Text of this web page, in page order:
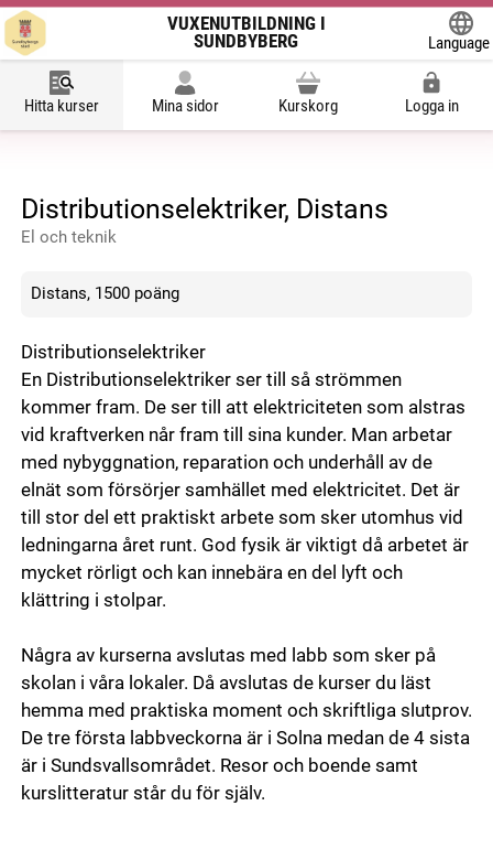
VUXENUTBILDNING I
SUNDBYBERG
Language
Hitta kurser Mina sidor Kurskorg Logga in
Distributionselektriker, Distans
El och teknik
Distans, 1500 poäng
Distributionselektriker
En Distributionselektriker ser till så strömmen
kommer fram. De ser till att elektriciteten som alstras
vid kraftverken når fram till sina kunder. Man arbetar
med nybyggnation, reparation och underhåll av de
elnät som försörjer samhället med elektricitet. Det är
till stor del ett praktiskt arbete som sker utomhus vid
ledningarna året runt. God fysik är viktigt då arbetet är
mycket rörligt och kan innebära en del lyft och
klättring i stolpar.
Några av kurserna avslutas med labb som sker på
skolan i våra lokaler. Då avslutas de kurser du läst
hemma med praktiska moment och skriftliga slutprov.
De tre första labbveckorna är i Solna medan de 4 sista
är i Sundsvallsområdet. Resor och boende samt
kurslitteratur står du för själv.